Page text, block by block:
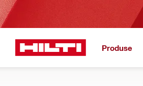
Produse